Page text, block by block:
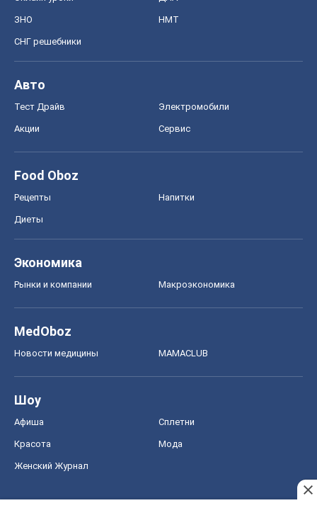
ЗНО НМТ
СНГ решебники
Авто
Тест Драйв Электромобили
Акции Сервис
Food Oboz
Рецепты Напитки
Диеты
Экономика
Рынки и компании Mакроэкономика
MedOboz
Новости медицины MAMACLUB
Шоу
Афиша Сплетни
Красота Мода
Женский Журнал